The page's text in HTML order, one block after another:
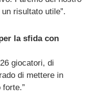
risultato utile”.
la sfida con
giocatori, di
di mettere in